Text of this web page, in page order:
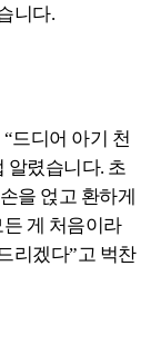
니다.
드디어 아기 천
알렸습니다. 초
을 얹고 환하게
게 처음이라
리겠다”고 벅찬